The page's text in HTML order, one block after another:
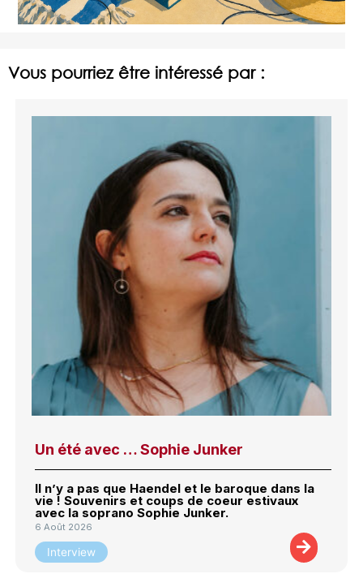
Vous pourriez être intéressé par :
Un été avec … Sophie Junker
Il n’y a pas que Haendel et le baroque dans la
vie ! Souvenirs et coups de coeur estivaux
avec la soprano Sophie Junker.
6 Août 2026
Interview